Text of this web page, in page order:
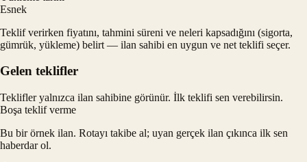
Esnek
Teklif verirken fiyatını, tahmini süreni ve neleri kapsadığını (sigorta,
gümrük, yükleme) belirt — ilan sahibi en uygun ve net teklifi seçer.
Gelen teklifler
Teklifler yalnızca ilan sahibine görünür. İlk teklifi sen verebilirsin.
Boşa teklif verme
Bu bir örnek ilan. Rotayı takibe al; uyan gerçek ilan çıkınca ilk sen
haberdar ol.